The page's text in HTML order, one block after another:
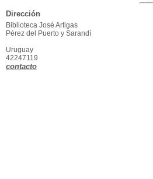
Dirección
Biblioteca José Artigas
Pérez del Puerto y Sarandí
Uruguay
42247119
contacto